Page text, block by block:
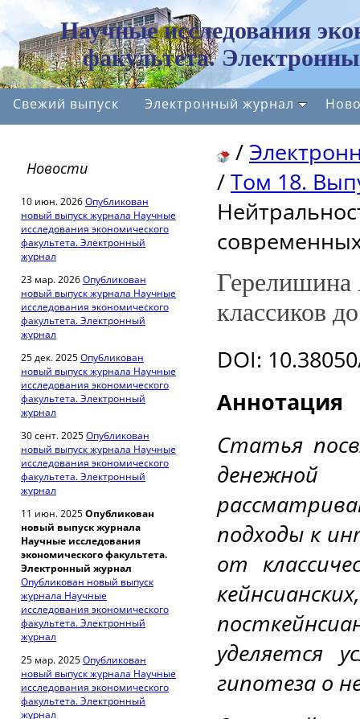
Научные исследования
факультета.
Свежий выпуск Электронный журнал
Новости
10 июн. 2026Опубликован
новый выпуск журнала Научные
исследования экономического
факультета. Электронный
журнал
23 мар. 2026Опубликован
новый выпуск журнала Научные
исследования экономического
факультета. Электронный
журнал
25 дек. 2025Опубликован
новый выпуск журнала Научные
исследования экономического
факультета. Электронный
журнал
30 сент. 2025Опубликован
новый выпуск журнала Научные
исследования экономического
факультета. Электронный
журнал
11 июн. 2025Опубликован
новый выпуск журнала
Научные исследования
экономического факультета.
Электронный журнал
Опубликован новый выпуск
журнала Научные
исследования экономического
факультета. Электронный
журнал
25 мар. 2025Опубликован
новый выпуск журнала Научные
исследования экономического
факультета. Электронный
журнал
/
/Том 18.
Герелишина
классиков
DOI:
Аннотация
Статья
подходы к
от
уделяется
гипотеза о